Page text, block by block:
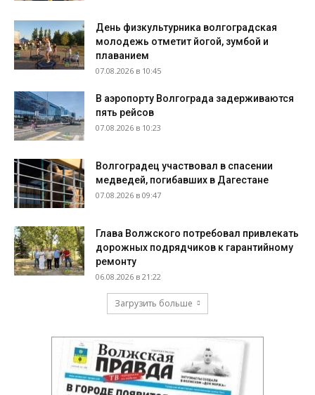
День физкультурника волгоградская
молодежь отметит йогой, зумбой и
плаванием
07.08.2026 в 10:45
В аэропорту Волгограда задерживаются
пять рейсов
07.08.2026 в 10:23
Волгоградец участвовал в спасении
медведей, погибавших в Дагестане
07.08.2026 в 09:47
Глава Волжского потребовал привлекать
дорожных подрядчиков к гарантийному
ремонту
06.08.2026 в 21:22
Загрузить больше